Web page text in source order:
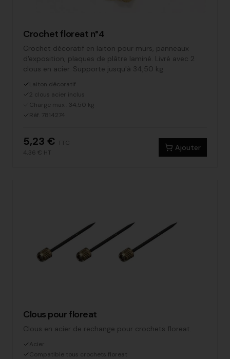
Crochet floreat n°4
Crochet décoratif en laiton pour murs, panneaux
d'exposition, plaques de plâtre laminé. Livré avec 2
clous en acier. Supporte jusqu'à 34,50 kg.
Laiton décoratif
2 clous acier inclus
Charge max : 34,50 kg
Réf. 7814274
5,23 € TTC
4,36 € HT
Ajouter
Clous pour floreat
Clous en acier de rechange pour crochets floreat.
Acier
Compatible tous crochets floreat